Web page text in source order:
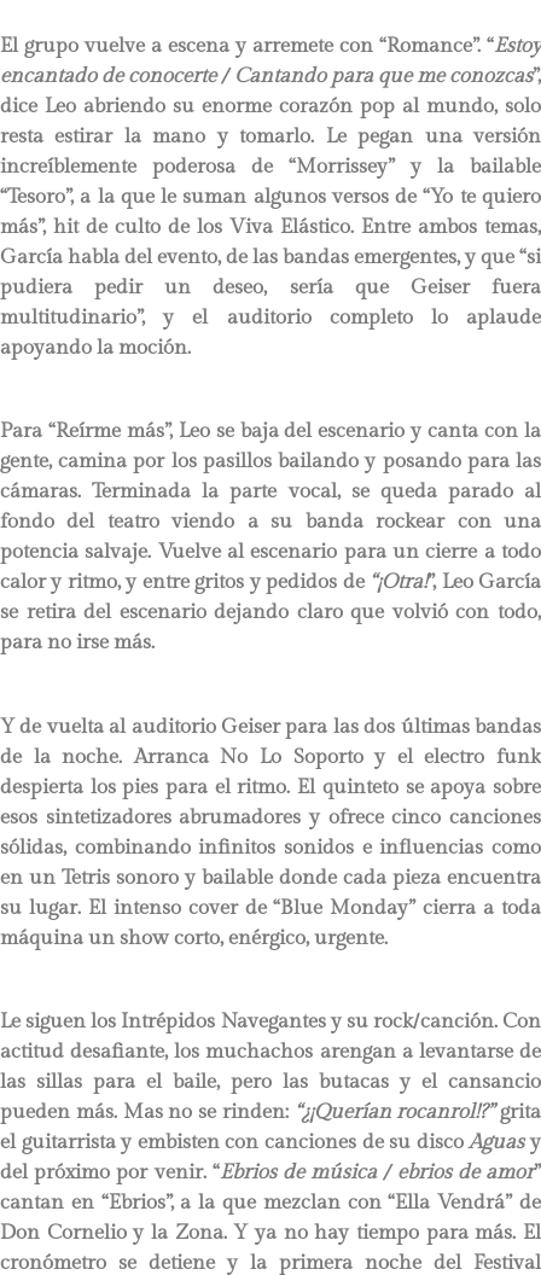
El grupo vuelve a escena y arremete con “Romance”. “Estoy
encantado de conocerte / Cantando para que me conozcas”,
dice Leo abriendo su enorme corazón pop al mundo, solo
resta estirar la mano y tomarlo. Le pegan una versión
increíblemente poderosa de “Morrissey” y la bailable
“Tesoro”, a la que le suman algunos versos de “Yo te quiero
más”, hit de culto de los Viva Elástico. Entre ambos temas,
García habla del evento, de las bandas emergentes, y que “si
pudiera pedir un deseo, sería que Geiser fuera
multitudinario”, y el auditorio completo lo aplaude
apoyando la moción.
Para “Reírme más”, Leo se baja del escenario y canta con la
gente, camina por los pasillos bailando y posando para las
cámaras. Terminada la parte vocal, se queda parado al
fondo del teatro viendo a su banda rockear con una
potencia salvaje. Vuelve al escenario para un cierre a todo
calor y ritmo, y entre gritos y pedidos de “¡Otra!”, Leo García
se retira del escenario dejando claro que volvió con todo,
para no irse más.
Y de vuelta al auditorio Geiser para las dos últimas bandas
de la noche. Arranca No Lo Soporto y el electro funk
despierta los pies para el ritmo. El quinteto se apoya sobre
esos sintetizadores abrumadores y ofrece cinco canciones
sólidas, combinando infinitos sonidos e influencias como
en un Tetris sonoro y bailable donde cada pieza encuentra
su lugar. El intenso cover de “Blue Monday” cierra a toda
máquina un show corto, enérgico, urgente.
Le siguen los Intrépidos Navegantes y su rock/canción. Con
actitud desafiante, los muchachos arengan a levantarse de
las sillas para el baile, pero las butacas y el cansancio
pueden más. Mas no se rinden: “¿¡Querían rocanrol!?”grita
el guitarrista y embisten con canciones de su discoAguasy
del próximo por venir. “Ebrios de música / ebrios de amor”
cantan en “Ebrios”, a la que mezclan con “Ella Vendrá” de
Don Cornelio y la Zona. Y ya no hay tiempo para más. El
cronómetro se detiene y la primera noche del Festival